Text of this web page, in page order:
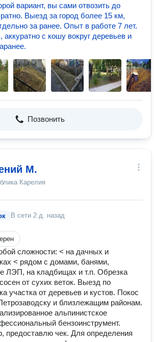
вариант, вы сами отвозить до
Выезд за город более 15 км,
за ранее. Опыт в работе 7 лет.
с кошу вокруг деревьев и
Позвонить
М.
Карелия
В сети 2 д. назад
сложности: < на дачных и
< рядом с домами, банями,
ЛЭП, на кладбищах и т.п. Обрезка
от сухих веток. Выезд по
участка от деревьев и кустов. Покос
и близлежащим районам.
альпинистское
бензоинструмент.
предоставлю чек. Для определения